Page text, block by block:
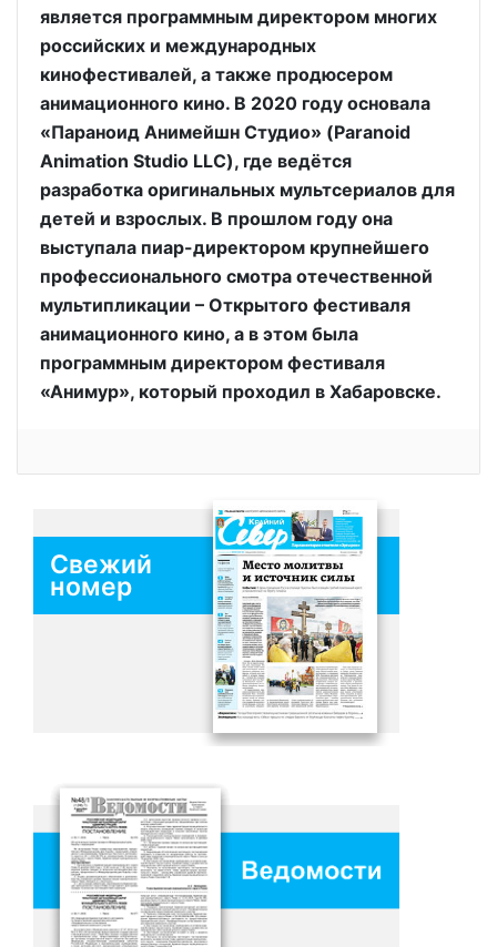
является программным директором многих
российских и международных
кинофестивалей, а также продюсером
анимационного кино. В 2020 году основала
«Параноид Анимейшн Студио» (Paranoid
Animation Studio LLC), где ведётся
разработка оригинальных мультсериалов для
детей и взрослых. В прошлом году она
выступала пиар-директором крупнейшего
профессионального смотра отечественной
мультипликации – Открытого фестиваля
анимационного кино, а в этом была
программным директором фестиваля
«Анимур», который проходил в Хабаровске.
Свежий
номер